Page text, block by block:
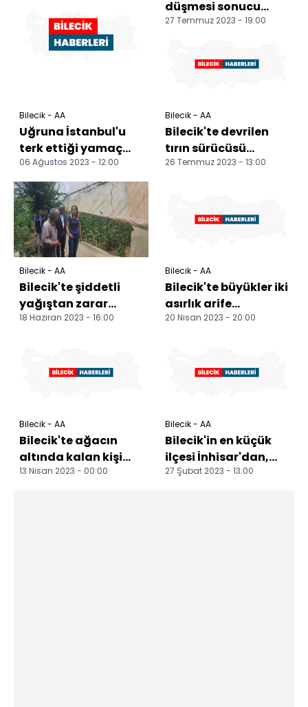
Bilecik - AA
Uğruna İstanbul'u
terk ettiği yamaç
paraşütüyle Bilecik
semalarında
süzülüy...
06 Ağustos 2023 - 12:00
düşmesi sonucu
çıkan yangınlar
27 Temmuz 2023 - 19:00
Bilecik - AA
Bilecik'te devrilen
tırın sürücüsü
yaralandı
26 Temmuz 2023 - 13:00
Bilecik - AA
Bilecik'te şiddetli
yağıştan zarar
gören köylerde
18 Haziran 2023 - 16:00
Bilecik - AA
Bilecik'te büyükler iki
asırlık arife
geleneğinde
20 Nisan 2023 - 20:00
Bilecik - AA
Bilecik'te ağacın
altında kalan kişi
öldü
13 Nisan 2023 - 00:00
Bilecik - AA
Bilecik'in en küçük
ilçesi İnhisar'dan,
afetzedelere 100 ton
27 Şubat 2023 - 13:00